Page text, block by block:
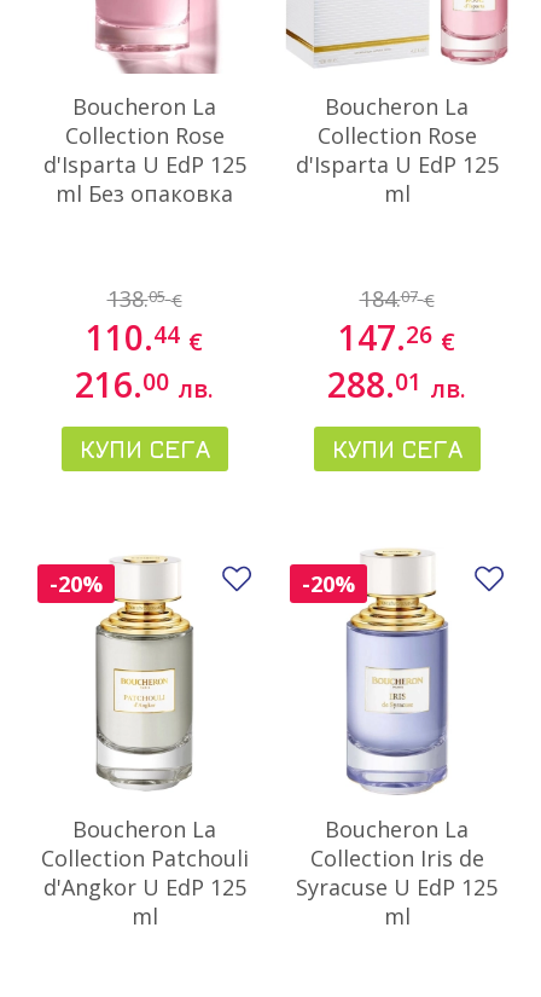
Boucheron La
Collection Rose
d'Isparta U EdP 125
ml Без опаковка
138.05 €
110.44 €
216.00 лв.
КУПИ СЕГА
Boucheron La
Collection Rose
d'Isparta U EdP 125
ml
184.07 €
147.26 €
288.01 лв.
КУПИ СЕГА
Boucheron La
Collection Patchouli
d'Angkor U EdP 125
ml
-20% Добави в любими
Boucheron La
Collection Iris de
Syracuse U EdP 125
ml
-20%